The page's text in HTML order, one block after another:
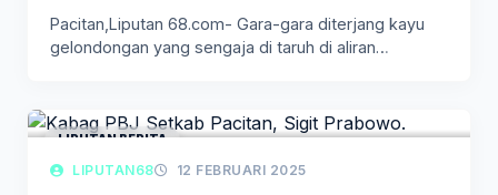
Pacitan,Liputan 68.com- Gara-gara diterjang kayu
gelondongan yang sengaja di taruh di aliran…
LIPUTAN BERITA
LIPUTAN68 12 FEBRUARI 2025